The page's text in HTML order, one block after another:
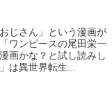
じさん」という漫画が
ワンピースの尾田栄一
画かな？と試し読みし
は異世界転生...